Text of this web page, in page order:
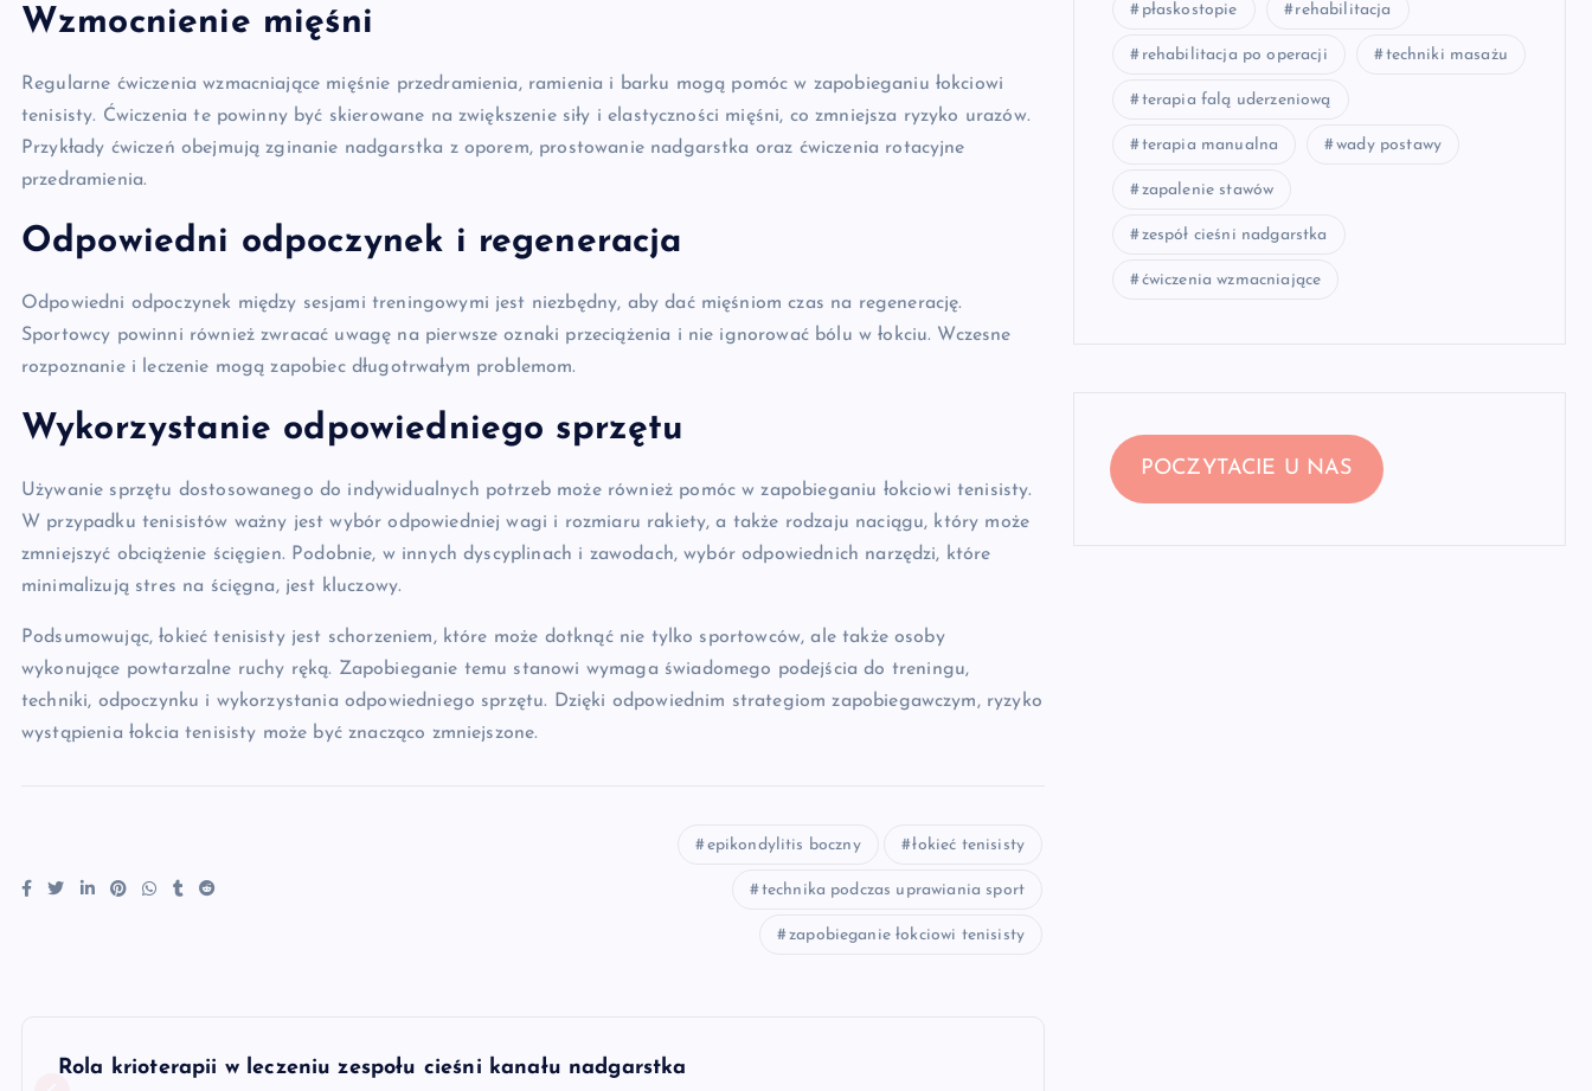
Wzmocnienie mięśni
Regularne ćwiczenia wzmacniające mięśnie przedramienia, ramienia i barku mogą pomóc w zapobieganiu łokciowi
tenisisty. Ćwiczenia te powinny być skierowane na zwiększenie siły i elastyczności mięśni, co zmniejsza ryzyko urazów.
Przykłady ćwiczeń obejmują zginanie nadgarstka z oporem, prostowanie nadgarstka oraz ćwiczenia rotacyjne
przedramienia.
Odpowiedni odpoczynek i regeneracja
Odpowiedni odpoczynek między sesjami treningowymi jest niezbędny, aby dać mięśniom czas na regenerację.
Sportowcy powinni również zwracać uwagę na pierwsze oznaki przeciążenia i nie ignorować bólu w łokciu. Wczesne
rozpoznanie i leczenie mogą zapobiec długotrwałym problemom.
Wykorzystanie odpowiedniego sprzętu
Używanie sprzętu dostosowanego do indywidualnych potrzeb może również pomóc w zapobieganiu łokciowi tenisisty.
W przypadku tenisistów ważny jest wybór odpowiedniej wagi i rozmiaru rakiety, a także rodzaju naciągu, który może
zmniejszyć obciążenie ścięgien. Podobnie, w innych dyscyplinach i zawodach, wybór odpowiednich narzędzi, które
minimalizują stres na ścięgna, jest kluczowy.
Podsumowując, łokieć tenisisty jest schorzeniem, które może dotknąć nie tylko sportowców, ale także osoby
wykonujące powtarzalne ruchy ręką. Zapobieganie temu stanowi wymaga świadomego podejścia do treningu,
techniki, odpoczynku i wykorzystania odpowiedniego sprzętu. Dzięki odpowiednim strategiom zapobiegawczym, ryzyko
wystąpienia łokcia tenisisty może być znacząco zmniejszone.
epikondylitis boczny łokieć tenisisty
technika podczas uprawiania sport
zapobieganie łokciowi tenisisty
NRola krioterapii w leczeniu zespołu cieśni kanału nadgarstka
płaskostopie rehabilitacja
rehabilitacja po operacji techniki masażu
terapia falą uderzeniową
terapia manualna wady postawy
zapalenie stawów
zespół cieśni nadgarstka
ćwiczenia wzmacniające
POCZYTACIE U NAS